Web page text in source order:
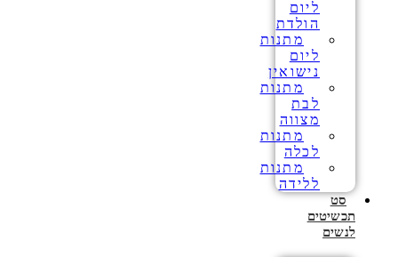
ליום
הולדת
מתנות
ליום
נישואין
מתנות
לבת
מצווה
מתנות
לכלה
מתנות
ללידה
סט
תכשיטים
לנשים